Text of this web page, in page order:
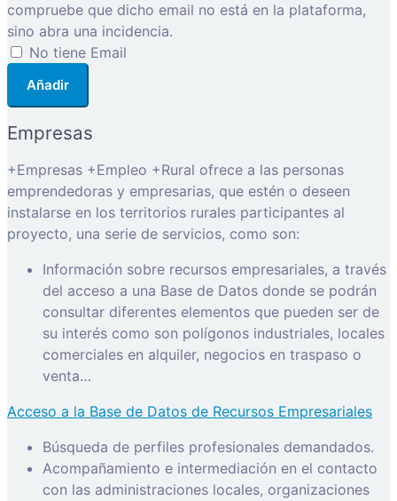
compruebe que dicho email no está en la plataforma,
sino abra una incidencia.
No tiene Email
Añadir
Empresas
+Empresas +Empleo +Rural ofrece a las personas
emprendedoras y empresarias, que estén o deseen
instalarse en los territorios rurales participantes al
proyecto, una serie de servicios, como son:
Información sobre recursos empresariales, a través
del acceso a una Base de Datos donde se podrán
consultar diferentes elementos que pueden ser de
su interés como son polígonos industriales, locales
comerciales en alquiler, negocios en traspaso o
venta…
Acceso a la Base de Datos de Recursos Empresariales
Búsqueda de perfiles profesionales demandados.
Acompañamiento e intermediación en el contacto
con las administraciones locales, organizaciones